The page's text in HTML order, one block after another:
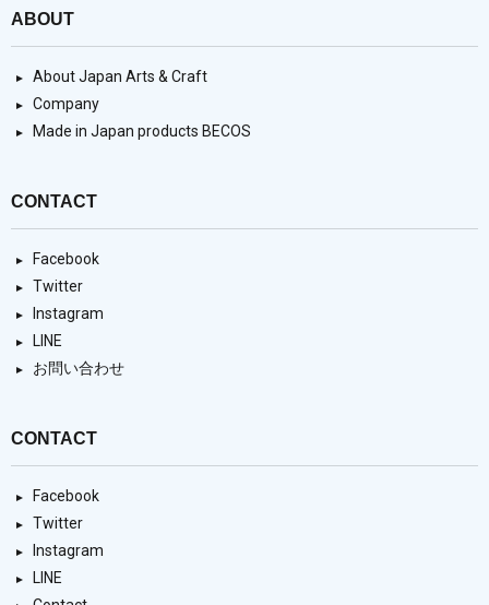
ABOUT
About Japan Arts & Craft
Company
Made in Japan products BECOS
CONTACT
Facebook
Twitter
Instagram
LINE
お問い合わせ
CONTACT
Facebook
Twitter
Instagram
LINE